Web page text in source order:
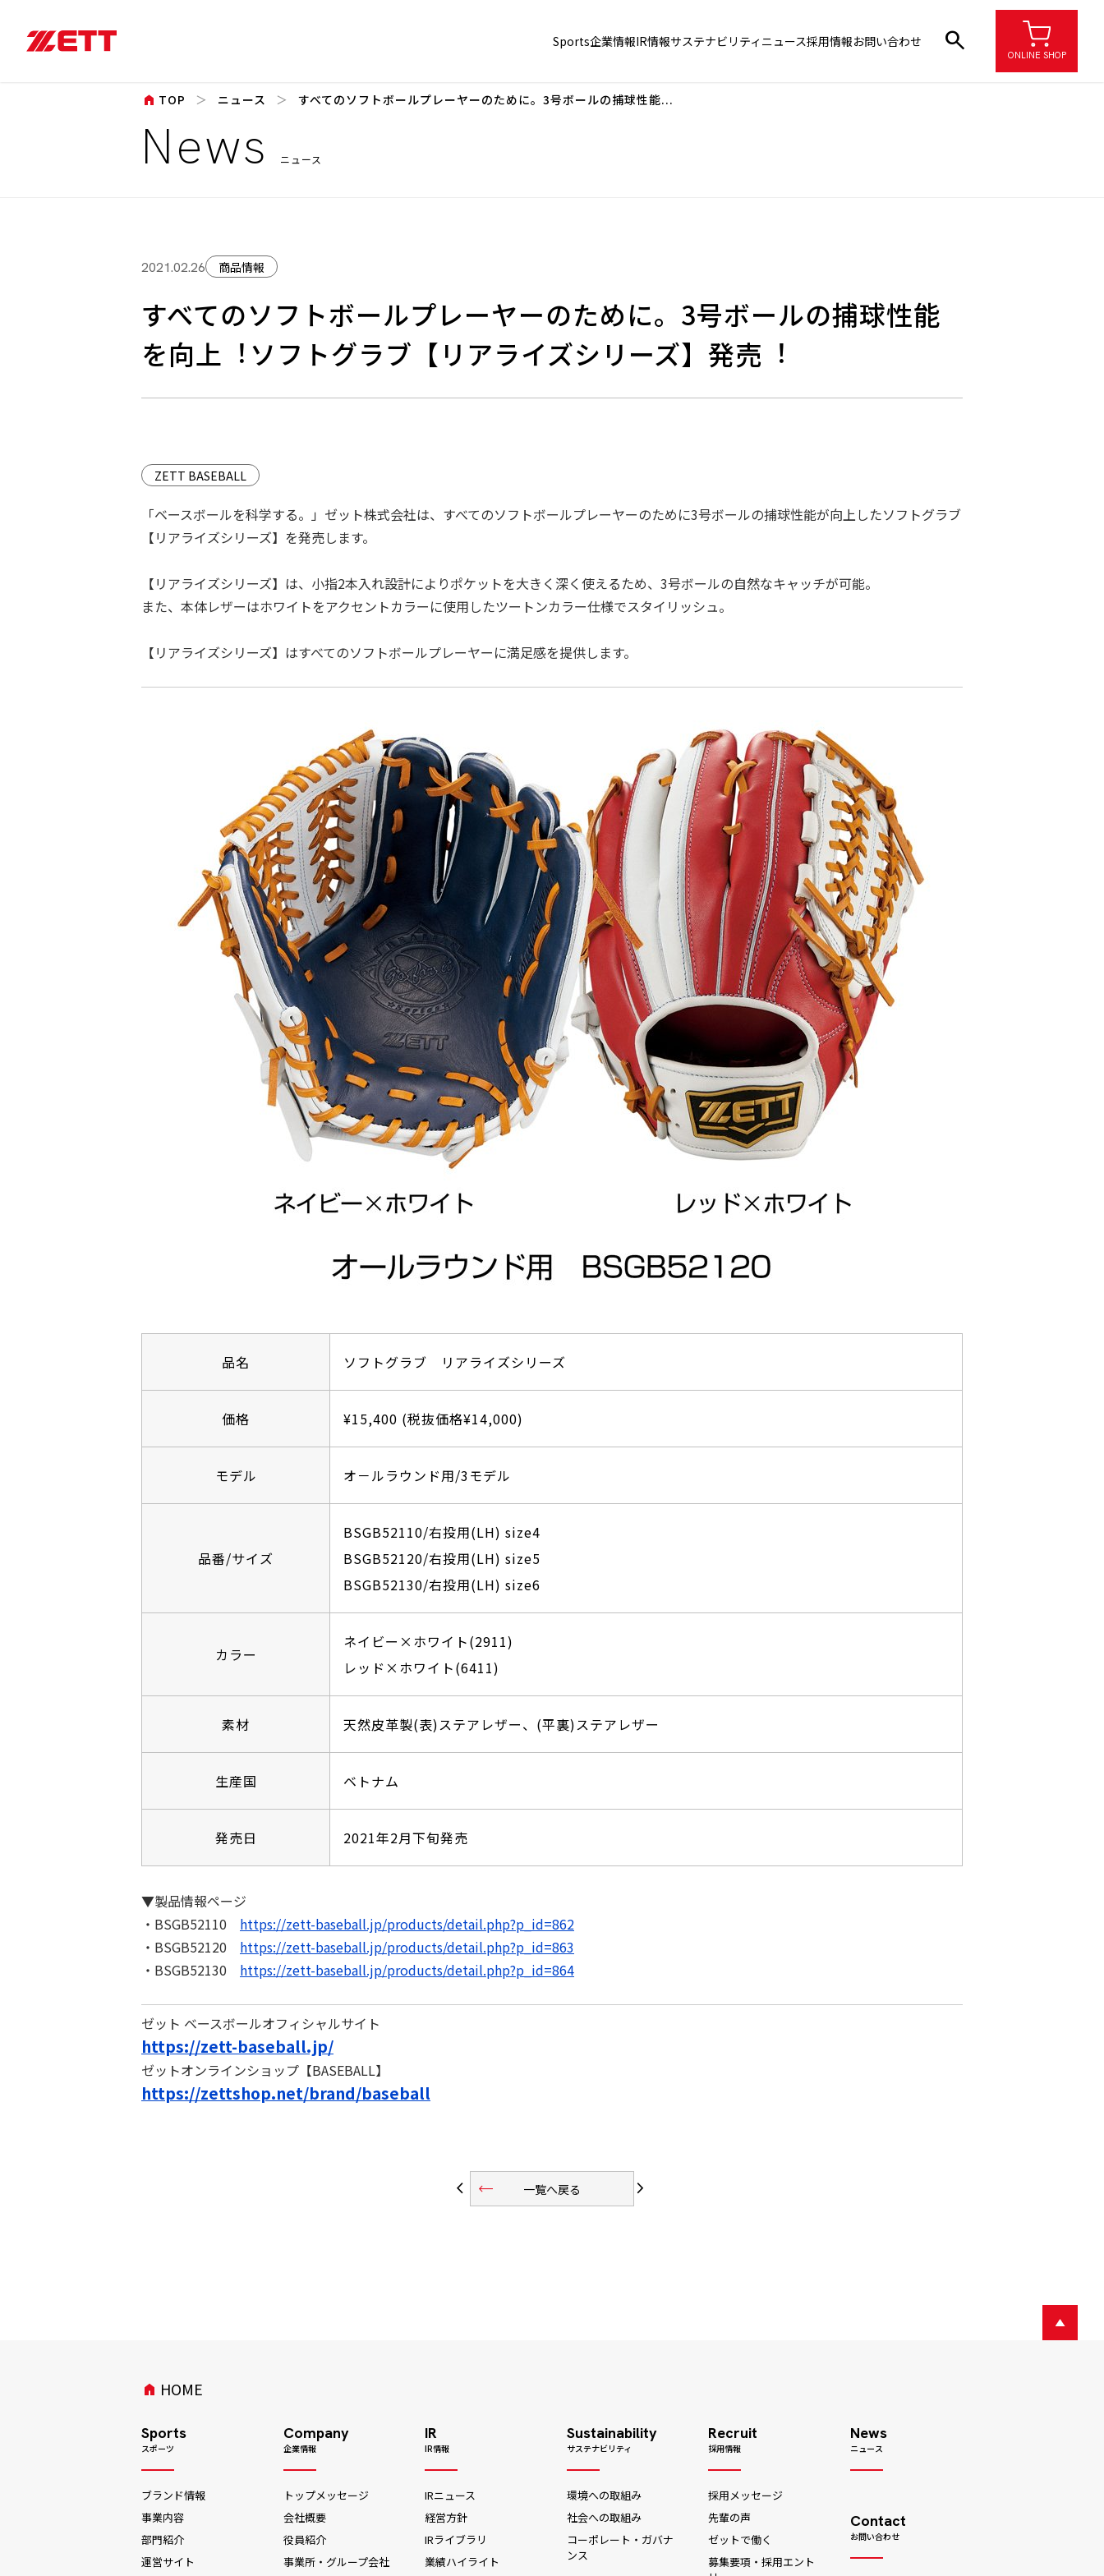
Sports企業情報IR情報サステナビリティ ニュース採用情報お問い合わせ search
ONLINE SHOP
News ニュース
home TOP ニュース すべてのソフトボールプレーヤーのために。3号ボールの捕球性能...
2021.02.26 商品情報
すべてのソフトボールプレーヤーのために。3号ボールの捕球性能
を向上︕ソフトグラブ【リアライズシリーズ】発売︕
ZETT BASEBALL
「ベースボールを科学する。」ゼット株式会社は、すべてのソフトボールプレーヤーのために3号ボールの捕球性能が向上したソフトグラブ
【リアライズシリーズ】を発売します。
【リアライズシリーズ】は、小指2本入れ設計によりポケットを⼤きく深く使えるため、3号ボールの自然なキャッチが可能。
また、本体レザーはホワイトをアクセントカラーに使用したツートンカラー仕様でスタイリッシュ。
【リアライズシリーズ】はすべてのソフトボールプレーヤーに満足感を提供します。
品名 ソフトグラブ リアライズシリーズ
価格 ¥15,400 (税抜価格¥14,000)
モデル オ－ルラウンド用/3モデル
品番/サイズ
BSGB52110/右投用(LH) size4
BSGB52120/右投用(LH) size5
BSGB52130/右投用(LH) size6
カラー
ネイビー×ホワイト(2911)
レッド×ホワイト(6411)
素材 天然⽪⾰製(表)ステアレザー、(平裏)ステアレザー
生産国 ベトナム
発売日 2021年2⽉下旬発売
▼製品情報ページ
・BSGB52110 https://zett-baseball.jp/products/detail.php?p_id=862
・BSGB52120 https://zett-baseball.jp/products/detail.php?p_id=863
・BSGB52130 https://zett-baseball.jp/products/detail.php?p_id=864
ゼット ベースボールオフィシャルサイト
https://zett-baseball.jp/
ゼットオンラインショップ【BASEBALL】
https://zettshop.net/brand/baseball
arrow_back_ios 一覧へ戻る
trending_flat arrow_forward_ios
home HOME
Sports
スポーツ
ブランド情報
事業内容
部門紹介
運営サイト
Company
企業情報
トップメッセージ
会社概要
役員紹介
事業所・グループ会社
IR
IR情報
IRニュース
経営方針
IRライブラリ
業績ハイライト
Sustainability
サステナビリティ
環境への取組み
社会への取組み
コーポレート・ガバナ
ンス
Recruit
採用情報
採用メッセージ
先輩の声
ゼットで働く
募集要項・採用エント
News
ニュース
Contact
お問い合わせ